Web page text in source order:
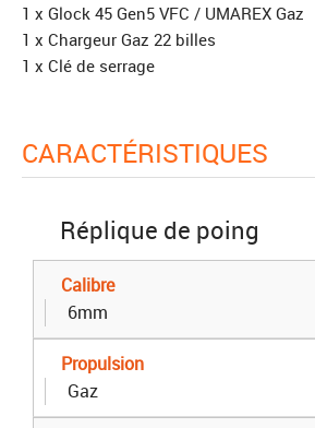
1 x Glock 45 Gen5 VFC / UMAREX Gaz
1 x Chargeur Gaz 22 billes
1 x Clé de serrage
CARACTÉRISTIQUES
Réplique de poing
Calibre
6mm
Propulsion
Gaz